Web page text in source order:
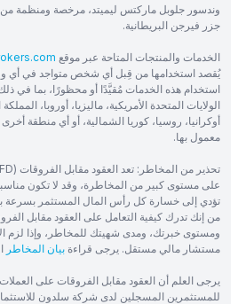
وندسور جلوبل ماركتس ليميتد، مرخصة ومنظمة من
جزر فيرجن البريطانية.
الخدمات والمنتجات المتاحة عبر موقع
يُقصد استخدامها من قِبل أي شخص متواجد في أي
استخدام هذه الخدمات مُقيَّدًا أو محظورًا، بما في
الولايات المتحدة الأمريكية، ماليزيا، أوروبا،
أوكرانيا، روسيا، كوريا الشمالية، أو أي منطقة
معمول بها.
على مستوى كبير من المخاطرة، وقد لا تكون
تؤدي إلى خسارة كل رأس المال المستثمر بسرعة
من إنك تدرك كيفية التعامل على العقود مقابل
ومستوى خبرتك، ومدى شهيتك للمخاطر، وإذا لزم
مستشار مالي مستقل. يرجى قراءة بيان المخاطر
يرجى العلم أن العقود مقابل الفروقات على
للمستثمرين المسجلين لدى شركة سلدون